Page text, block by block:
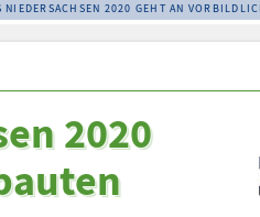
NIEDERSACHSEN 2020 GEHT AN
2020